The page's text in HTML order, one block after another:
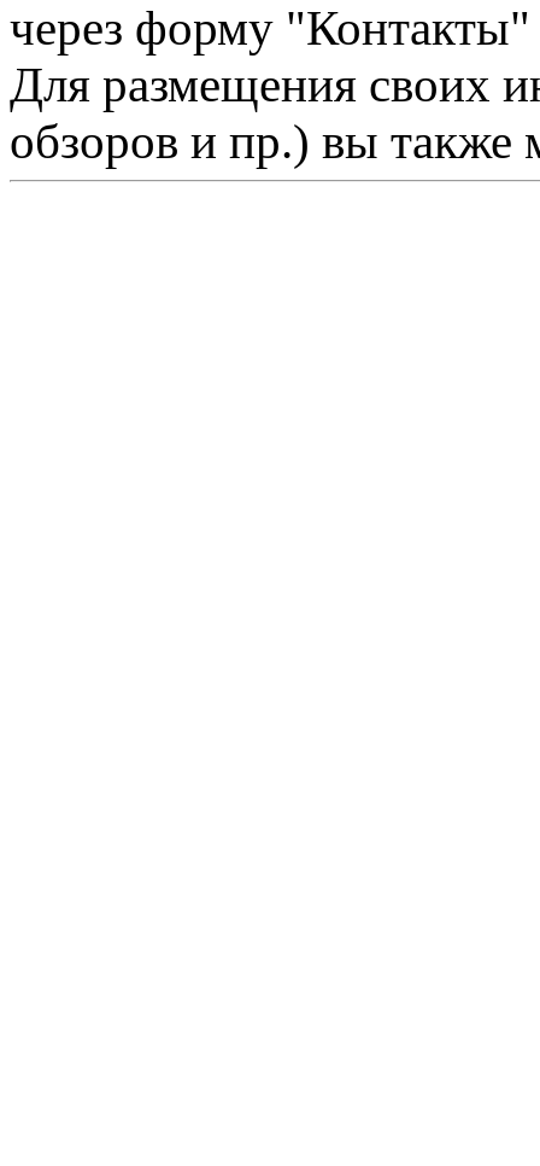
через форму "Контакты"
Для размещения своих
обзоров и пр.) вы также